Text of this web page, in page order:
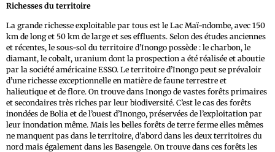
Richesses du territoire
La grande richesse exploitable par tous est le Lac Maï-ndombe, avec 150
km de long et 50 km de large et ses effluents. Selon des études anciennes
et récentes, le sous-sol du territoire d’Inongo possède : le charbon, le
diamant, le cobalt, uranium dont la prospection a été réalisée et aboutie
par la société américaine ESSO. Le territoire d’Inongo peut se prévaloir
d’une richesse exceptionnelle en matière de faune terrestre et
halieutique et de flore. On trouve dans Inongo de vastes forêts primaires
et secondaires très riches par leur biodiversité. C’est le cas des forêts
inondées de Bolia et de l’ouest d’Inongo, préservées de l’exploitation par
leur inondation même. Mais les belles forêts de terre ferme elles mêmes
ne manquent pas dans le territoire, d’abord dans les deux territoires du
nord mais également dans les Basengele. On trouve dans ces forêts les